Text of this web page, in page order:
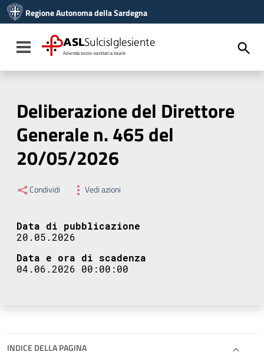
Vai al menu di navigazione
Vai al footer
Regione Autonoma della Sardegna
Toggle navigation
ASLSulcisIglesiente
Azienda socio-sanitaria locale
Deliberazione del Direttore
Generale n. 465 del
20/05/2026
Condividi Vedi azioni
Data di pubblicazione
20.05.2026
Data e ora di scadenza
04.06.2026 00:00:00
INDICE DELLA PAGINA